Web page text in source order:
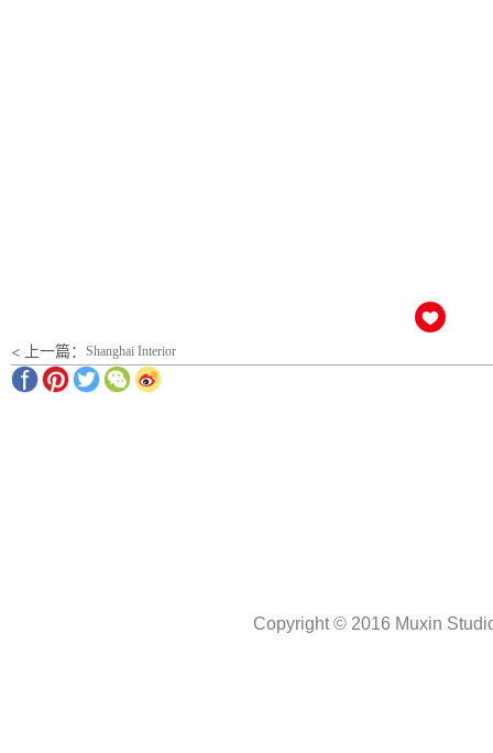
< 上一篇： Shanghai Interior
Copyright © 2016 Muxin